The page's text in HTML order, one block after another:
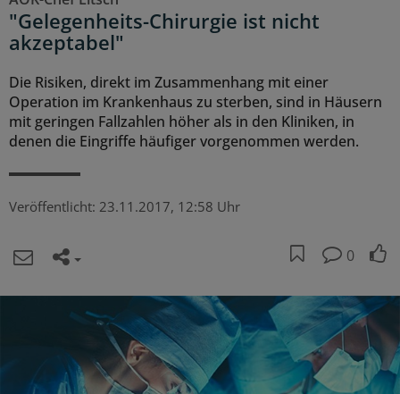
"Gelegenheits-Chirurgie ist nicht
akzeptabel"
Die Risiken, direkt im Zusammenhang mit einer
Operation im Krankenhaus zu sterben, sind in Häusern
mit geringen Fallzahlen höher als in den Kliniken, in
denen die Eingriffe häufiger vorgenommen werden.
Veröffentlicht: 23.11.2017, 12:58 Uhr
0